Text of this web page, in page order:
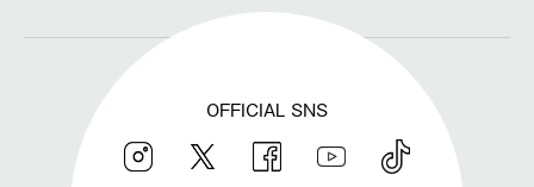
OFFICIAL SNS